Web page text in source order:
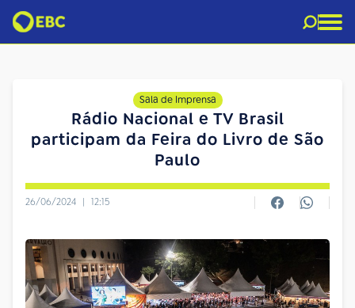
Sala de Imprensa
Rádio Nacional e TV Brasil
participam da Feira do Livro de São
Paulo
26/06/2024 | 12:15